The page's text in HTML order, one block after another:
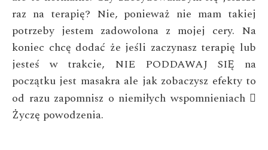
raz na terapię? Nie, ponieważ nie mam takiej
potrzeby jestem zadowolona z mojej cery. Na
koniec chcę dodać że jeśli zaczynasz terapię lub
jesteś wtrakcie, NIE PODDAWAJ SIĘ na
początku jest masakra ale jakzobaczysz efekty to
od razu zapomnisz o niemiłych wspomnieniach 
Życzę powodzenia.